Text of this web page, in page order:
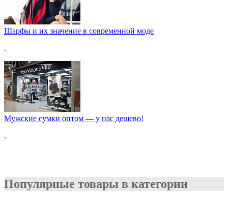
Шарфы и их значение в современной моде
.
Мужские сумки оптом — у нас дешево!
.
Популярные товары в категории